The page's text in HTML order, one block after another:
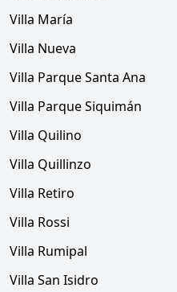
Villa María
Villa Nueva
Villa Parque Santa Ana
Villa Parque Siquimán
Villa Quilino
Villa Quillinzo
Villa Retiro
Villa Rossi
Villa Rumipal
Villa San Isidro